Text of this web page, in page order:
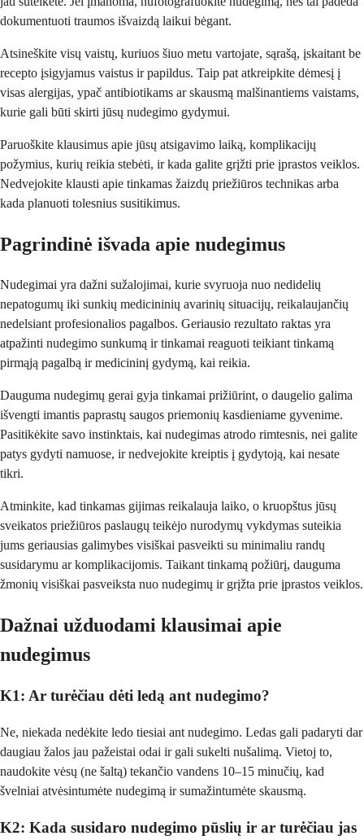
dokumentuoti traumos išvaizdą laikui bėgant.
Atsineškite visų vaistų, kuriuos šiuo metu vartojate, sąrašą, įskaitant be
recepto įsigyjamus vaistus ir papildus. Taip pat atkreipkite dėmesį į
visas alergijas, ypač antibiotikams ar skausmą malšinantiems vaistams,
kurie gali būti skirti jūsų nudegimo gydymui.
Paruoškite klausimus apie jūsų atsigavimo laiką, komplikacijų
požymius, kurių reikia stebėti, ir kada galite grįžti prie įprastos veiklos.
Nedvejokite klausti apie tinkamas žaizdų priežiūros technikas arba
kada planuoti tolesnius susitikimus.
Pagrindinė išvada apie nudegimus
Nudegimai yra dažni sužalojimai, kurie svyruoja nuo nedidelių
nepatogumų iki sunkių medicininių avarinių situacijų, reikalaujančių
nedelsiant profesionalios pagalbos. Geriausio rezultato raktas yra
atpažinti nudegimo sunkumą ir tinkamai reaguoti teikiant tinkamą
pirmąją pagalbą ir medicininį gydymą, kai reikia.
Dauguma nudegimų gerai gyja tinkamai prižiūrint, o daugelio galima
išvengti imantis paprastų saugos priemonių kasdieniame gyvenime.
Pasitikėkite savo instinktais, kai nudegimas atrodo rimtesnis, nei galite
patys gydyti namuose, ir nedvejokite kreiptis į gydytoją, kai nesate
tikri.
Atminkite, kad tinkamas gijimas reikalauja laiko, o kruopštus jūsų
sveikatos priežiūros paslaugų teikėjo nurodymų vykdymas suteikia
jums geriausias galimybes visiškai pasveikti su minimaliu randų
susidarymu ar komplikacijomis. Taikant tinkamą požiūrį, dauguma
žmonių visiškai pasveiksta nuo nudegimų ir grįžta prie įprastos veiklos.
Dažnai užduodami klausimai apie
nudegimus
K1: Ar turėčiau dėti ledą ant nudegimo?
Ne, niekada nedėkite ledo tiesiai ant nudegimo. Ledas gali padaryti dar
daugiau žalos jau pažeistai odai ir gali sukelti nušalimą. Vietoj to,
naudokite vėsų (ne šaltą) tekančio vandens 10–15 minučių, kad
švelniai atvėsintumėte nudegimą ir sumažintumėte skausmą.
K2: Kada susidaro nudegimo pūslių ir ar turėčiau jas